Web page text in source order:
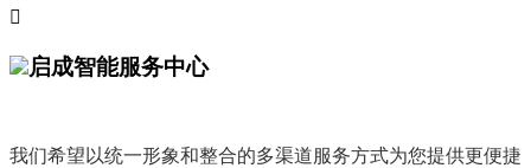

启成智能服务中心
我们希望以统一形象和整合的多渠道服务方式为您提供更便捷